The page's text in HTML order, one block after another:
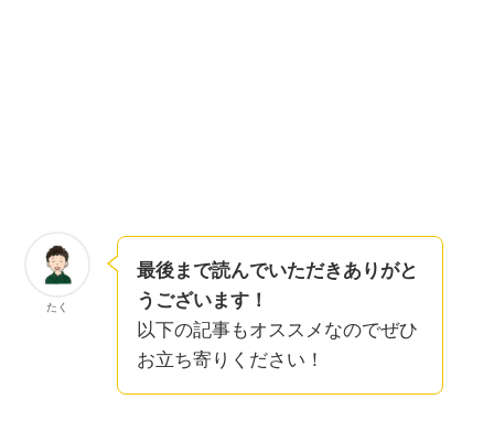
たく
最後まで読んでいただきありがと
うございます！
以下の記事もオススメなのでぜひ
お立ち寄りください！